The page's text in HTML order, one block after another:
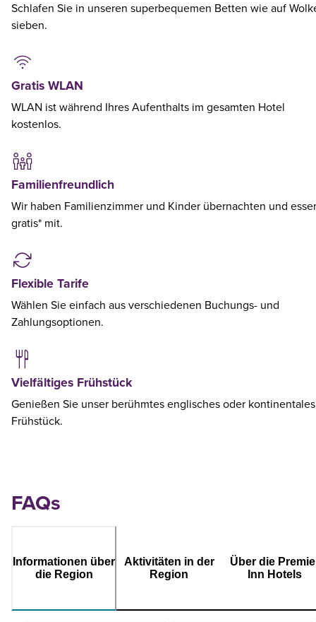
Schlafen Sie in unseren superbequemen Betten wie auf
sieben.
Gratis WLAN
WLAN ist während Ihres Aufenthalts im gesamten Hotel
kostenlos.
Familienfreundlich
Wir haben Familienzimmer und Kinder übernachten und
gratis* mit.
Flexible Tarife
Wählen Sie einfach aus verschiedenen Buchungs- und
Zahlungsoptionen.
Vielfältiges Frühstück
Genießen Sie unser berühmtes englisches oder kontinentales
Frühstück.
FAQs
Informationen über
die Region
Aktivitäten in der
Region
Über die
Inn Hotels